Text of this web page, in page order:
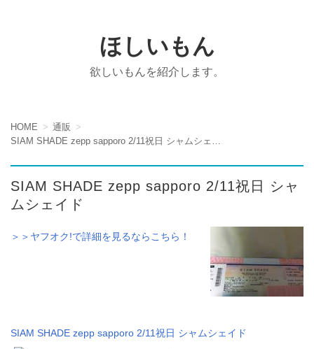
ほしいもん
欲しいもんを紹介します。
HOME
通販
SIAM SHADE zepp sapporo 2/11祝日 シャ
ムシェイド
＞＞ヤフオク!で詳細を見るならこちら！
SIAM SHADE zepp sapporo 2/11祝日 シャムシェイド